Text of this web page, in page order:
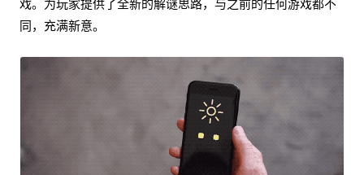
戏。为玩家提供了全新的解谜思路，与之前的任何游戏都不
同，充满新意。